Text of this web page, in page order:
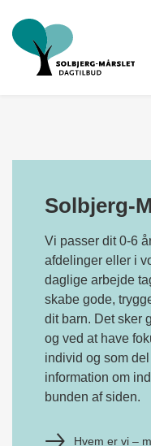
Solbjerg-
Vi passer dit 0-6
afdelinger eller i
daglige arbejde
skabe gode,
dit barn. Det sker
og ved at have
individ og som
information om
bunden af siden.
Hvem er vi –